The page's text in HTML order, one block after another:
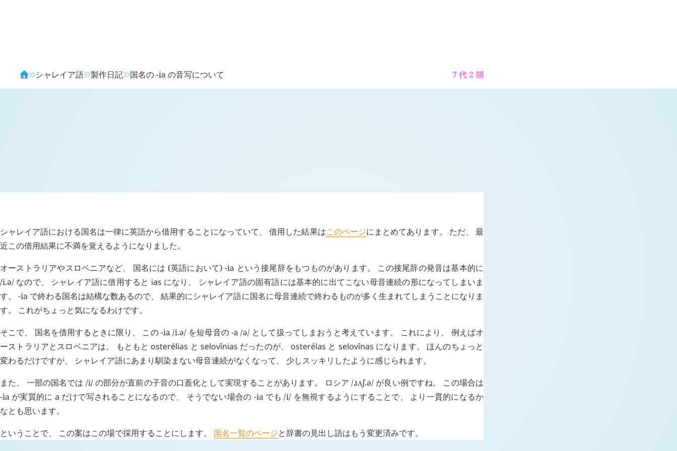
シャレイア語 製作日記 国名の -ia の音写について 7 代 2 期
シャレイア語における国名は一律に英語から借用することになっていて、 借用した結果はこのページにまとめてあります。 ただ、 最
近この借用結果に不満を覚えるようになりました。
オーストラリアやスロベニアなど、 国名には (英語において) -ia という接尾辞をもつものがあります。 この接尾辞の発音は基本的に
/i.ə/ なので、 シャレイア語に借用すると ias になり、 シャレイア語の固有語には基本的に出てこない母音連続の形になってしまいま
す。 -ia で終わる国名は結構な数あるので、 結果的にシャレイア語に国名に母音連続で終わるものが多く生まれてしまうことになりま
す。 これがちょっと気になるわけです。
そこで、 国名を借用するときに限り、 この -ia /i.ə/ を短母音の -a /ə/ として扱ってしまおうと考えています。 これにより、 例えばオ
ーストラリアとスロベニアは、 もともと osterélias と selovînias だったのが、 osterélas と selovînas になります。 ほんのちょっと
変わるだけですが、 シャレイア語にあまり馴染まない母音連続がなくなって、 少しスッキリしたように感じられます。
また、 一部の国名では /i/ の部分が直前の子音の口蓋化として実現することがあります。 ロシア /ɹʌʃ.ə/ が良い例ですね。 この場合は
-ia が実質的に a だけで写されることになるので、 そうでない場合の -ia でも /i/ を無視するようにすることで、 より一貫的になるか
なとも思います。
ということで、 この案はこの場で採用することにします。 国名一覧のページと辞書の見出し語はもう変更済みです。